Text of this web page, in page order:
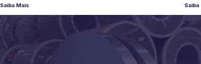
Saiba Mais Saiba